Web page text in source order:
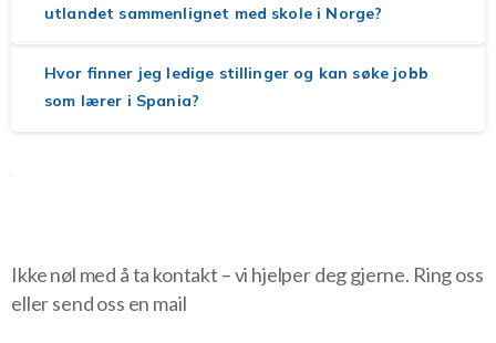
utlandet sammenlignet med skole i Norge?
Hvor finner jeg ledige stillinger og kan søke jobb
som lærer i Spania?
Ikke nøl med å ta kontakt – vi hjelper deg gjerne. Ring oss
eller send oss en mail